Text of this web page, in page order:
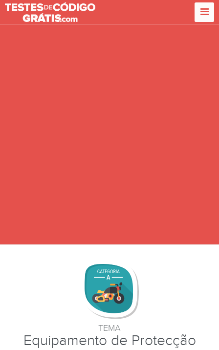
TEMA
Equipamento de Protecção